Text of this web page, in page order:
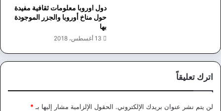
دول اوروبا معلومات ثقافية مفيدة
حول مناخ أوروبا والجزر الموجودة
بها
13 أغسطس، 2018
اترك تعليقاً
لن يتم نشر عنوان بريدك الإلكتروني. الحقول الإلزامية مشار إليها بـ *